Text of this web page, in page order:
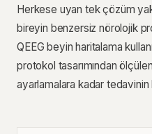
Herkese uyan tek çözüm
bireyin benzersiz nörolojik
QEEG beyin haritalama
protokol tasarımından
ayarlamalara kadar